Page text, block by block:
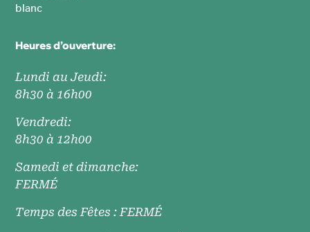
Heures d’ouverture:
Lundi au Jeudi:
8h30 à 16h00
Vendredi:
8h30 à 12h00
Samedi et dimanche:
FERMÉ
Temps des Fêtes : FERMÉ